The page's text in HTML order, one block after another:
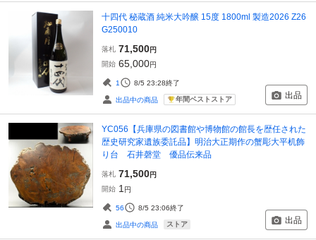
十四代 秘蔵酒 純米大吟醸 15度 1800ml 製造2026 Z26
G250010
落札 71,500円
開始 65,000円
1 8/5 23:28終了
出品中の商品 年間ベストストア 出品
YC056【兵庫県の図書館や博物館の館長を歴任された
歴史研究家遺族委託品】明治大正期作の蟹彫大平机飾
り台 石井磬堂 優品伝来品
落札 71,500円
開始 1 円
56 8/5 23:06終了
出品中の商品 ストア 出品